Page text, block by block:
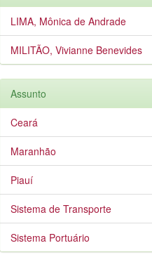
LIMA, Mônica de Andrade
MILITÃO, Vivianne Benevides
Assunto
Ceará
Maranhão
Piauí
Sistema de Transporte
Sistema Portuário